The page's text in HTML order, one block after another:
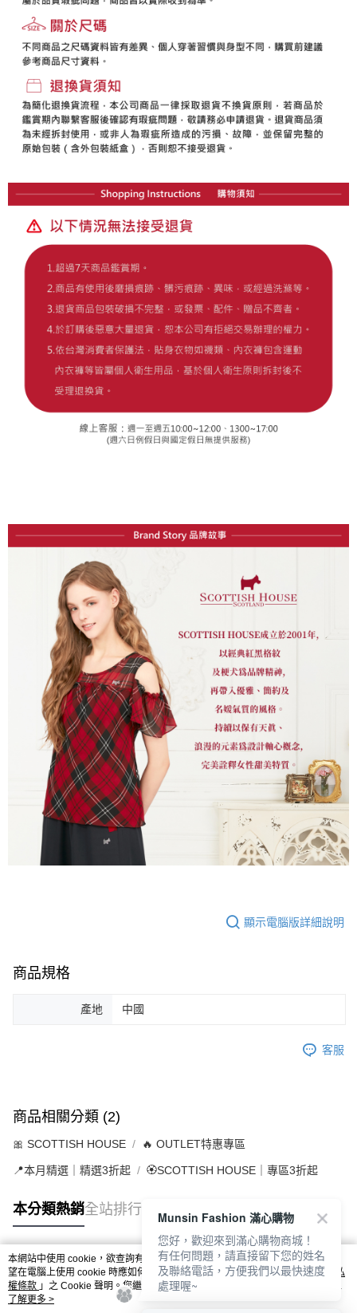
顯示電腦版詳細說明
商品規格
產地 中國
客服
商品相關分類 (2)
🎀 SCOTTISH HOUSE 🔥 OUTLET特惠專區
📍本月精選｜精選3折起 🏵️SCOTTISH HOUSE｜專區3折起
本分類熱銷全站排行
熱門標籤
本網站中使用 cookie，欲查詢有關本網站使用 cookie 方式之詳情，及若您不希
望在電腦上使用 cookie 時應如何變更電腦的 cookie 設定，請參閱本網站「
隱私
權條款 」之 Cookie 聲明。您繼續使用本網站即表示您同意本公司得按本網站使
用條款之 Cookie 聲明使用 cookie。
了解更多 >
Munsin Fashion 滿心購物
您好，歡迎來到滿心購物商城！
有任何問題，請直接留下您的姓名
及聯絡電話，方便我們以最快速度
處理喔~